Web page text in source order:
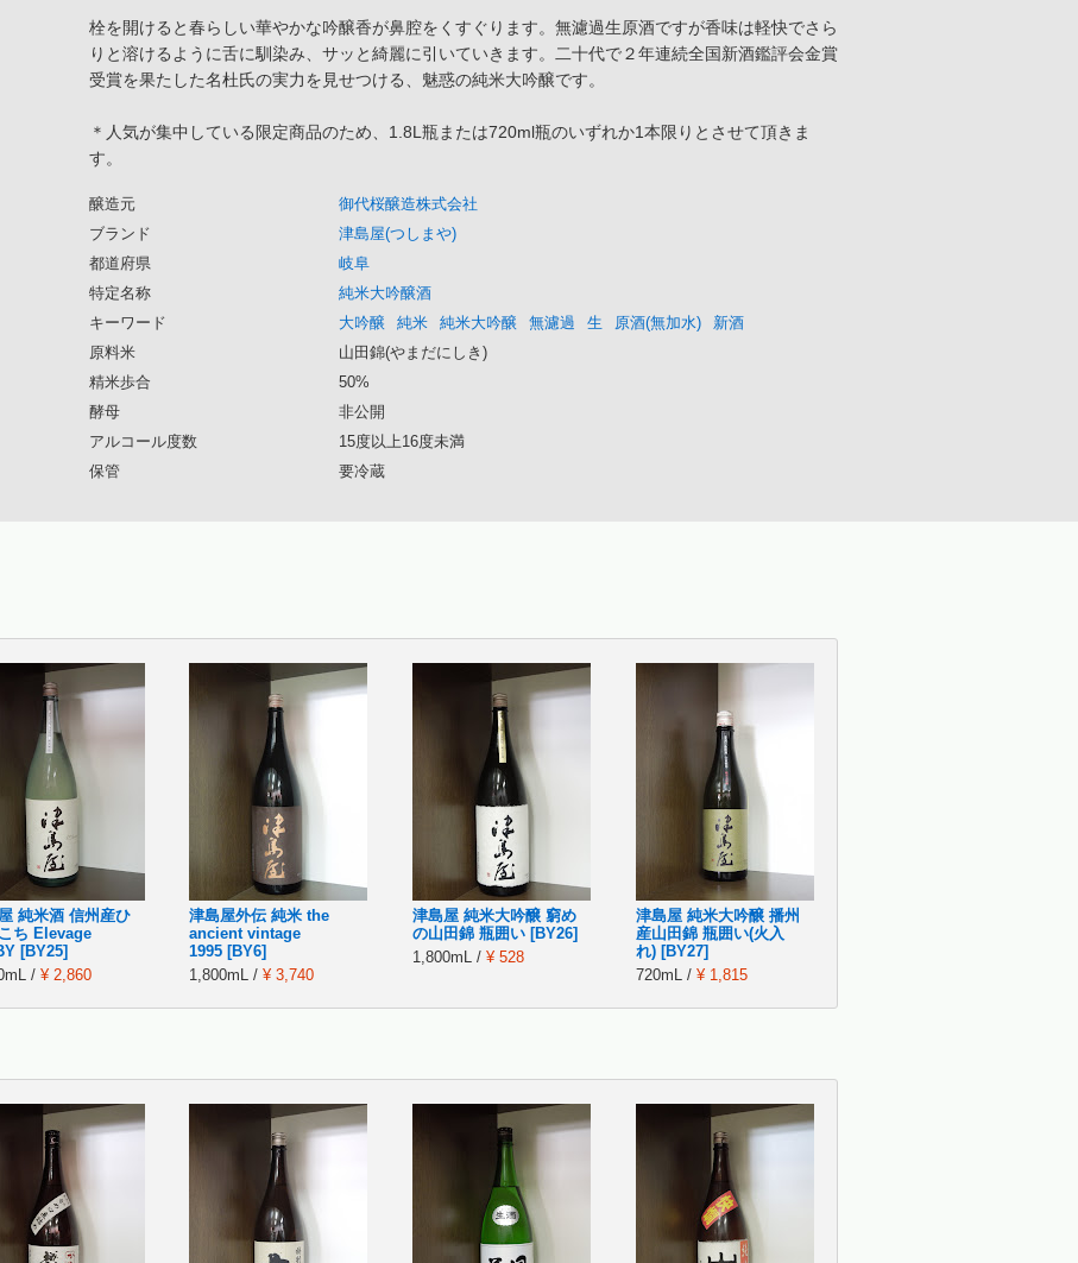
栓を開けると春らしい華やかな吟醸香が鼻腔をくすぐります。無濾過生原酒ですが香味は軽快でさら
りと溶けるように舌に馴染み、サッと綺麗に引いていきます。二十代で２年連続全国新酒鑑評会金賞
受賞を果たした名杜氏の実力を見せつける、魅惑の純米大吟醸です。
＊人気が集中している限定商品のため、1.8L瓶または720ml瓶のいずれか1本限りとさせて頂きま
す。
醸造元
御代桜醸造株式会社
ブランド
津島屋(つしまや)
都道府県
岐阜
特定名称
純米大吟醸酒
キーワード
大吟醸 純米 純米大吟醸 無濾過 生 原酒(無加水)
新酒
原料米
山田錦(やまだにしき)
精米歩合
50%
酵母
非公開
アルコール度数
15度以上16度未満
保管
要冷蔵
純米酒 信州産ひ
ち Elevage
[BY25]
/ ¥ 2,860
津島屋外伝 純米 the
ancient vintage
1995 [BY6]
1,800mL / ¥ 3,740
津島屋 純米大吟醸 窮め
の山田錦 瓶囲い [BY26]
1,800mL / ¥ 528
津島屋 純米大吟醸 播州
産山田錦 瓶囲い(火入
れ) [BY27]
720mL / ¥ 1,815